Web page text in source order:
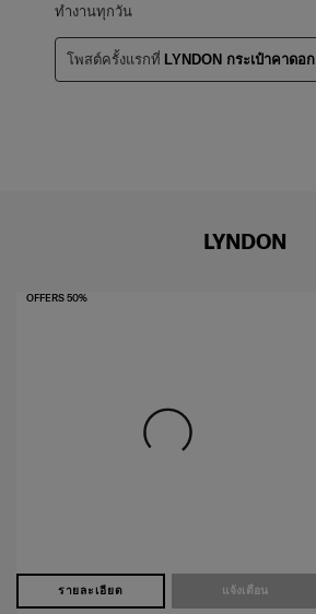
ทำงานทุกวัน
โพสต์ครั้งแรกที่ LYNDON กระเป๋าคาดอก
LYNDON
รายละเอียด แจ้งเตือน
OFFERS 50%